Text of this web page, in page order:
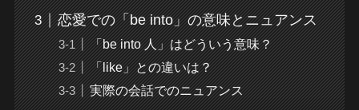
恋愛での「be into」の意味とニュアンス
「be into 人」はどういう意味？
「like」との違いは？
実際の会話でのニュアンス